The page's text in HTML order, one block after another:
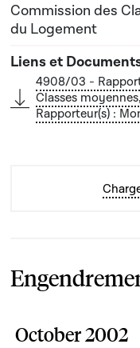
Commission des
du Logement
4908/03 -
Classes
Rapporteur(s) :
October 2002